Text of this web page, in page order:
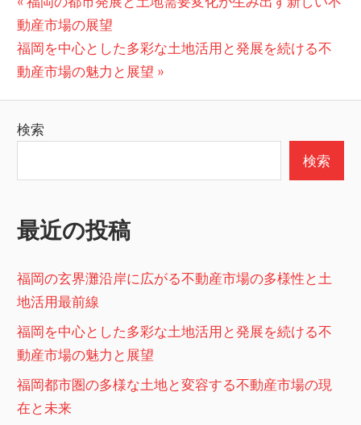
稿
ナ
ビ
ゲ
ョ
の
投
稿:
動産市場の展望
次
の
福岡を中心とした多彩な土地活用と発展を続ける不
動産市場の魅力と展望
検索
検索
最近の投稿
福岡の玄界灘沿岸に広がる不動産市場の多様性と土
地活用最前線
福岡を中心とした多彩な土地活用と発展を続ける不
動産市場の魅力と展望
福岡都市圏の多様な土地と変容する不動産市場の現
在と未来